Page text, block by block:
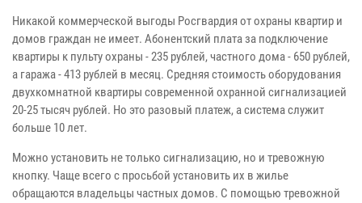
Никакой коммерческой выгоды Росгвардия от охраны квартир и
домов граждан не имеет. Абонентский плата за подключение
квартиры к пульту охраны - 235 рублей, частного дома - 650 рублей,
а гаража - 413 рублей в месяц. Средняя стоимость оборудования
двухкомнатной квартиры современной охранной сигнализацией
20-25 тысяч рублей. Но это разовый платеж, а система служит
больше 10 лет.
Можно установить не только сигнализацию, но и тревожную
кнопку. Чаще всего с просьбой установить их в жилье
обращаются владельцы частных домов. С помощью тревожной